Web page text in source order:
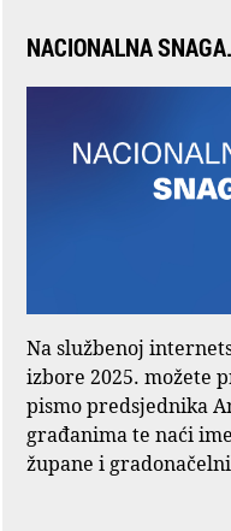
NACIONALNA
Na službenoj
izbore 2025. možete
pismo predsjednika
građanima te naći
župane i